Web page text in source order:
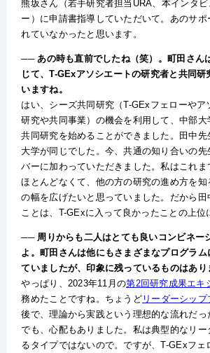
熊坂さん（若手研究者担当URA、本インタ
ー）に申請書指導していただいて。あのサ
れていなかったと思います。
── あの時も直前でしたね（笑）。町田さん
じて、T-GExアソシエートの研究者と共同研
いますね。
はい、シーズ共同研究（T-GExフェローやア
研究や共同事業）の機会を利用して、中部大
共同研究を始めることができました。田中
大学が同じでした。今、共通の知り合いの
バーに加わっていただきました。私はこれ
ほとんどなくて、他の方の研究の進め方を
の幅を広げたいと思っていました。だから田
ことは、T-GExに入って良かったことの上位
── 周りからも二人はとても良いコンビネー
よ。町田さんは他にもさまざまなプログラ
ていましたが、印象に残っているものはあり
やっぱり、2023年11月の第2回研究成果エキ
務めたことですね。ちょうどリーダーシップ
後で、理論から実践という理想的な流れだっ
でも、心配もありました。私は典型的なリー
るタイプではないので。ですが、T-GExフェ